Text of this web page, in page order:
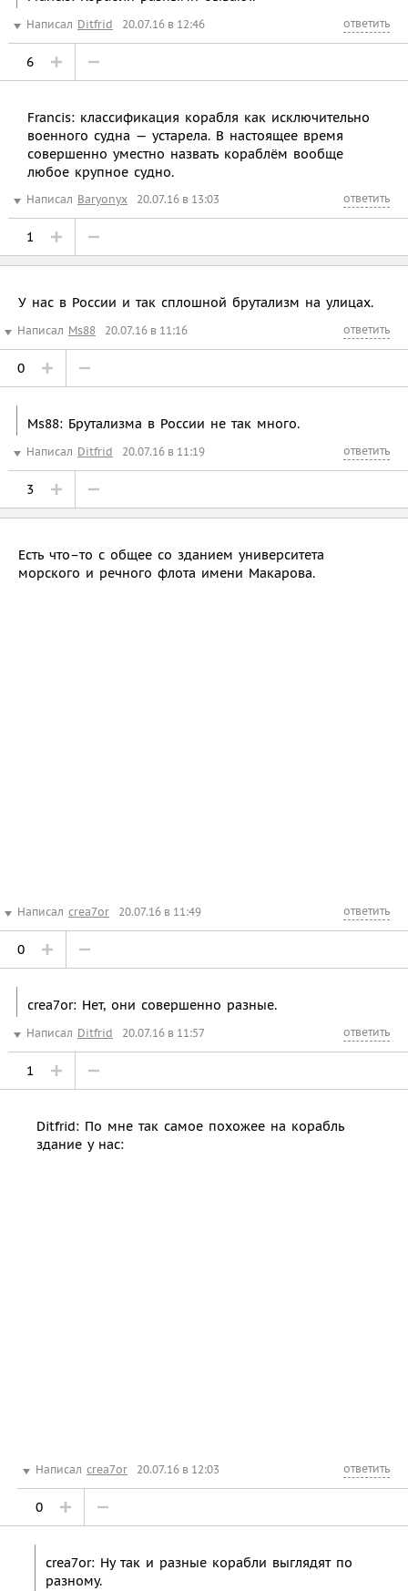
Написал Ditfrid 20.07.16 в 12:46 ответить
6
Francis: классификация корабля как исключительно
военного судна — устарела. В настоящее время
совершенно уместно назвать кораблём вообще
любое крупное судно.
Написал Baryonyx 20.07.16 в 13:03 ответить
1
У нас в России и так сплошной брутализм на улицах.
Написал Ms88 20.07.16 в 11:16 ответить
0
Ms88: Брутализма в России не так много.
Написал Ditfrid 20.07.16 в 11:19 ответить
3
Есть что–то с общее со зданием университета
морского и речного флота имени Макарова.
Написал crea7or 20.07.16 в 11:49 ответить
0
crea7or: Нет, они совершенно разные.
Написал Ditfrid 20.07.16 в 11:57 ответить
1
Ditfrid: По мне так самое похожее на корабль
здание у нас:
Написал crea7or 20.07.16 в 12:03 ответить
0
crea7or: Ну так и разные корабли выглядят по
разному.